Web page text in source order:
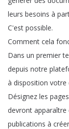
leurs besoins à
C'est possible.
Comment cela
Dans un premier
depuis notre
à disposition votre
Désignez les pages
devront apparaître
publications à créer